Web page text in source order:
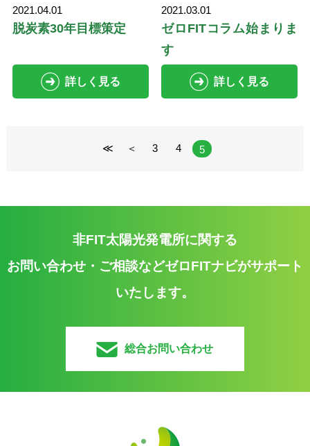
2021.04.01
脱炭素30年目標策定
詳しく見る
2021.03.01
ゼロFITコラム始まりま
す
詳しく見る
≪ ＜ 3 4 5
非FIT太陽光発電所に関する
お問い合わせ・ご相談などゼロFITナビがサポート
いたします。
総合お問い合わせ